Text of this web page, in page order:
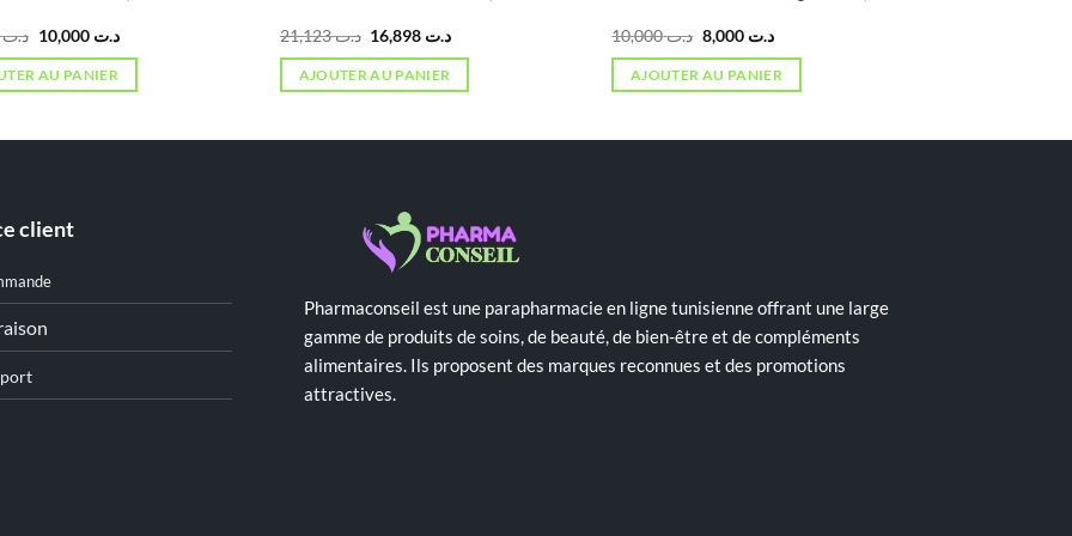
د.ت13,000
Le
prix
initial
était :
د.ت 10,000
Le
est :
AU PANIER
د.ت21,123
Le
prix
initial
était :
د.تLe
AJOUTER AU PANIER
د.ت10,000
Le
prix
initial
était :
د.ت 8,000
Le
actuel
est :
AJOUTER AU PANIER
client
Pharmaconseil est une parapharmacie en ligne tunisienne offrant une large
gamme de produits de soins, de beauté, de bien-être et de compléments
alimentaires. Ils proposent des marques reconnues et des promotions
attractives.